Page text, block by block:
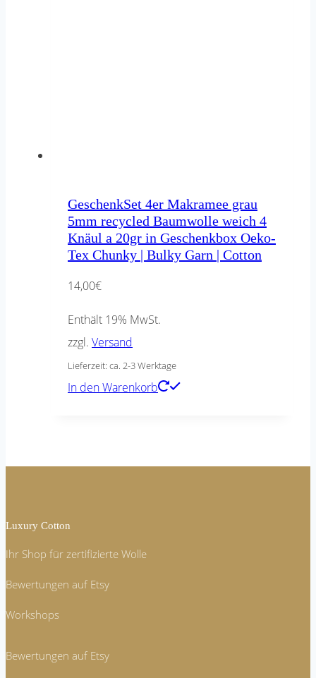
GeschenkSet 4er Makramee grau
5mm recycled Baumwolle weich 4
Knäul a 20gr in Geschenkbox Oeko-
Tex Chunky | Bulky Garn | Cotton
14,00€
Enthält 19% MwSt.
zzgl. Versand
Lieferzeit: ca. 2-3 Werktage
In den Warenkorb
Luxury Cotton
Ihr Shop für zertifizierte Wolle
Bewertungen auf Etsy
Workshops
Bewertungen auf Etsy